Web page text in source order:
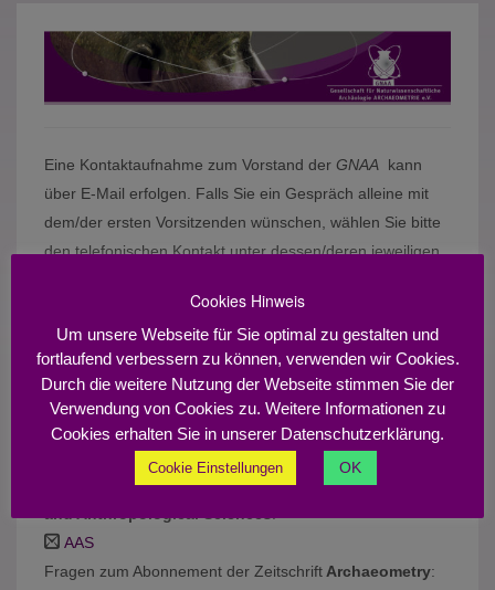
Eine Kontaktaufnahme zum Vorstand der GNAA kann
über E-Mail erfolgen. Falls Sie ein Gespräch alleine mit
dem/der ersten Vorsitzenden wünschen, wählen Sie bitte
den telefonischen Kontakt unter dessen/deren jeweiligen
https://www.archaeometrie.de/vorstand/
Nachricht an:
Vorstand
Schatzmeister
Schriftfuehrer
Fragen zum Abonnement der ZeitschriftArchaeological
and Anthropological Sciences:
AAS
Fragen zum Abonnement der ZeitschriftArchaeometry:
Cookies Hinweis
Um unsere Webseite für Sie optimal zu gestalten und
fortlaufend verbessern zu können, verwenden wir Cookies.
Durch die weitere Nutzung der Webseite stimmen Sie der
Verwendung von Cookies zu. Weitere Informationen zu
Cookies erhalten Sie in unserer Datenschutzerklärung.
Cookie Einstellungen OK